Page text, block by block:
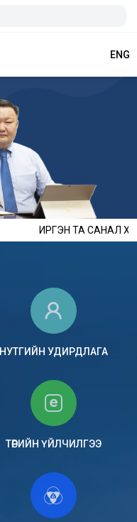
ENG
ИРГЭН ТА САНАЛ
НУТГИЙН УДИРДЛАГА
ТӨРИЙН ҮЙЛЧИЛГЭЭ